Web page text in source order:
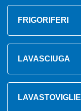
FRIGORIFERI
LAVASCIUGA
LAVASTOVIGLIE